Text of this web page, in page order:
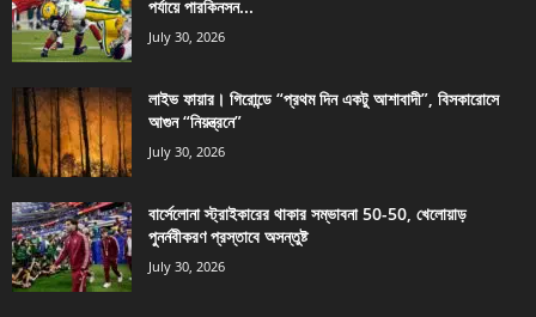
পর্যায়ে পারকিনসন...
July 30, 2026
লাইভ ফায়ার। গিরোন্ডে “প্রথম দিন একটু আশাবাদী”, বিসকারোসে
আগুন “নিয়ন্ত্রনে”
July 30, 2026
বার্সেলোনা স্ট্রাইকারের থাকার সম্ভাবনা 50-50, খেলোয়াড়
পুনর্নবীকরণ প্রস্তাবে অসন্তুষ্ট
July 30, 2026